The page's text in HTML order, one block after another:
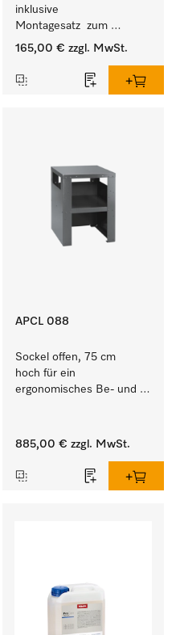
inklusive
Montagesatz  zum
Verbindungsaufbau von
mit externen Systemen.
165,00 € zzgl. MwSt.
APCL 088
Sockel offen, 75 cm
hoch für ein
ergonomisches Be- und
Trockner.
885,00 € zzgl. MwSt.